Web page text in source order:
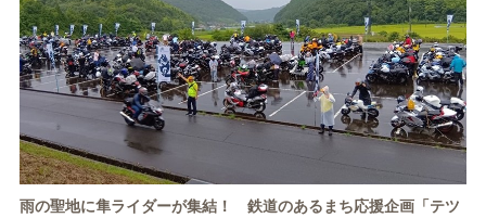
雨の聖地に隼ライダーが集結！ 鉄道のあるまち応援企画「テツ